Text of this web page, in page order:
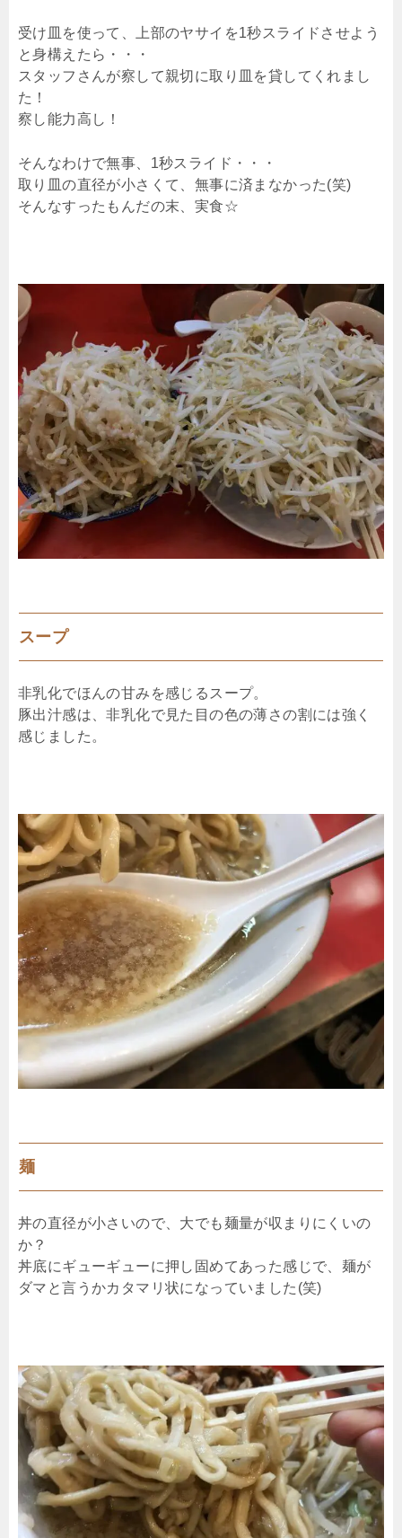
受け皿を使って、上部のヤサイを1秒スライドさせよう
と身構えたら・・・
スタッフさんが察して親切に取り皿を貸してくれまし
た！
察し能力高し！
そんなわけで無事、1秒スライド・・・
取り皿の直径が小さくて、無事に済まなかった(笑)
そんなすったもんだの末、実食☆
スープ
非乳化でほんの甘みを感じるスープ。
豚出汁感は、非乳化で見た目の色の薄さの割には強く
感じました。
麺
丼の直径が小さいので、大でも麺量が収まりにくいの
か？
丼底にギューギューに押し固めてあった感じで、麺が
ダマと言うかカタマリ状になっていました(笑)